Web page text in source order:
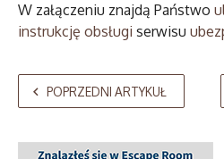
W załączeniu znajdą Państwo
instrukcję obsługi serwisu
POPRZEDNI ARTYKUŁ